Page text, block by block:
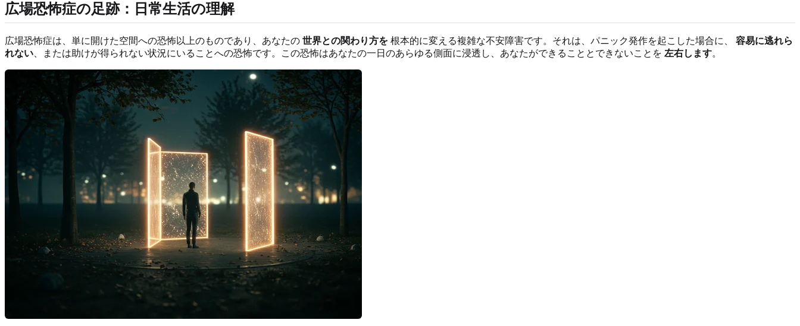
広場恐怖症の足跡：日常生活の理解
広場恐怖症は、単に開けた空間への恐怖以上のものであり、あなたの 世界との関わり方を 根本的に変える複雑な不安障害です。それは、パニック発作を起こした場合に、 容易に逃れら
れない 、または助けが得られない状況にいることへの恐怖です。この恐怖はあなたの一日のあらゆる側面に浸透し、あなたができることとできないことを 左右します。